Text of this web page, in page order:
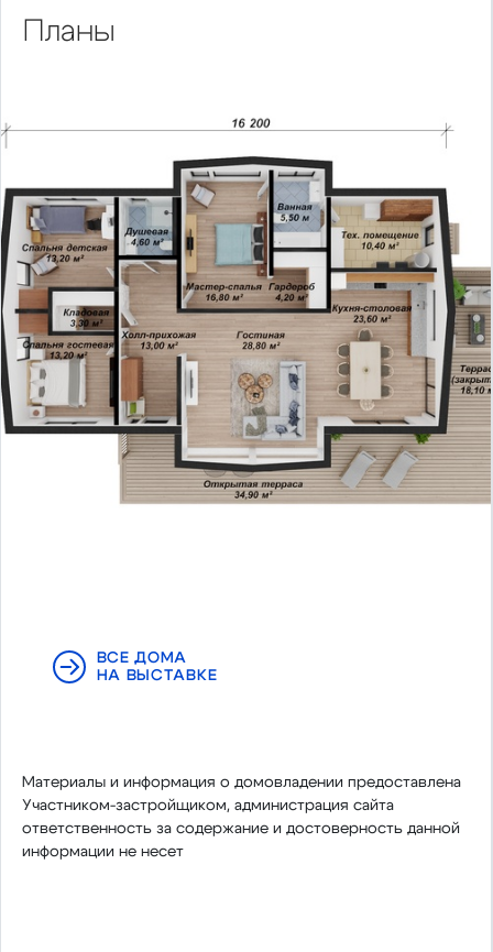
Планы
ВСЕ ДОМА
НА ВЫСТАВКЕ
Материалы и информация о домовладении предоставлена
Участником-застройщиком, администрация сайта
ответственность за содержание и достоверность данной
информации не несет